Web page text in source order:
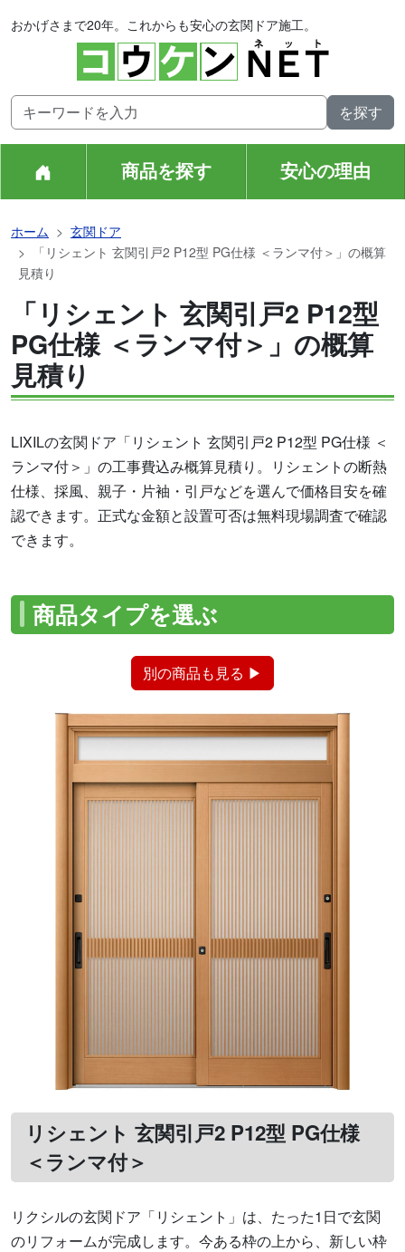
おかげさまで20年。これからも安心の玄関ドア施工。
商品を探す 安心の理由
ホーム
玄関ドア
「リシェント 玄関引戸2 P12型 PG仕様 ＜ランマ付＞」の概算
見積り
「リシェント 玄関引戸2 P12型
PG仕様 ＜ランマ付＞」の概算
見積り
LIXILの玄関ドア「リシェント 玄関引戸2 P12型 PG仕様 ＜
ランマ付＞」の工事費込み概算見積り。リシェントの断熱
仕様、採風、親子・片袖・引戸などを選んで価格目安を確
認できます。正式な金額と設置可否は無料現場調査で確認
できます。
商品タイプを選ぶ
別の商品も見る ▶
リシェント 玄関引戸2 P12型 PG仕様
＜ランマ付＞
リクシルの玄関ドア「リシェント」は、たった1日で玄関
のリフォームが完成します。今ある枠の上から、新しい枠